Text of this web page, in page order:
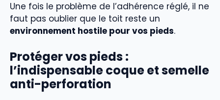
Une fois le problème de l’adhérence réglé, il ne
faut pas oublier que le toit reste un
environnement hostile pour vos pieds.
Protéger vos pieds :
l’indispensable coque et semelle
anti-perforation